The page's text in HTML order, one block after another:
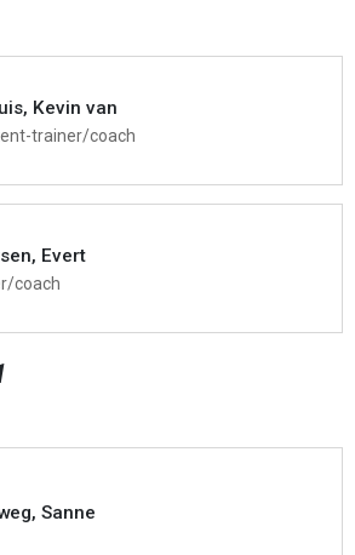
Kevin van
trainer/coach
Evert
coach
Sanne